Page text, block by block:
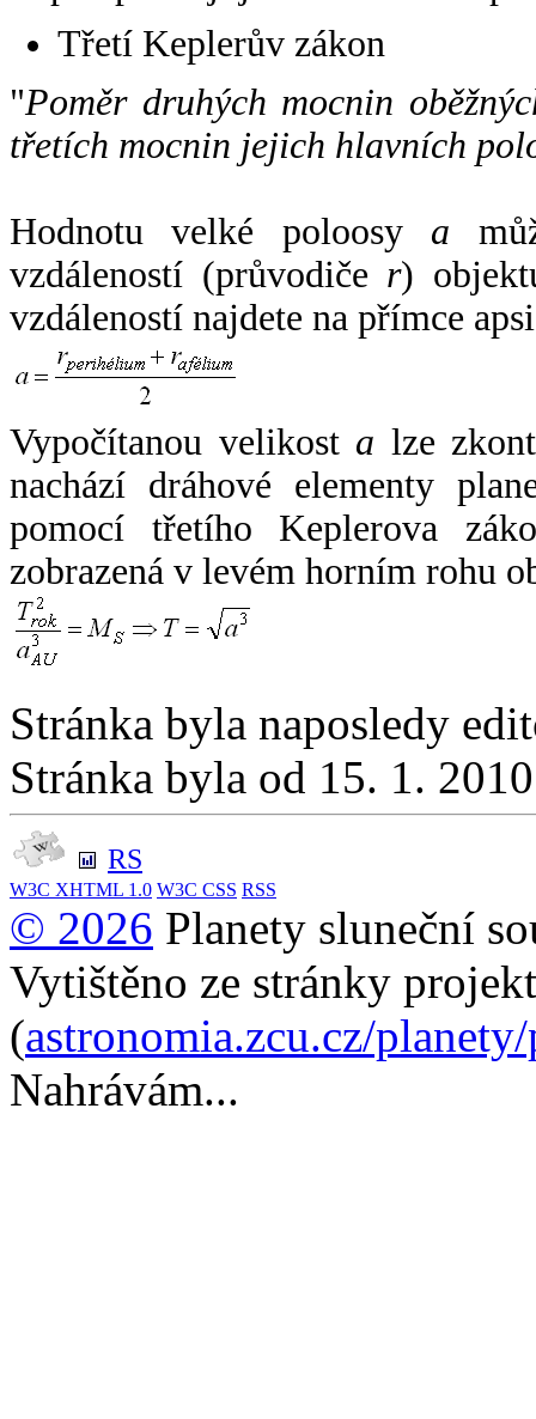
Třetí Keplerův zákon
"Poměr druhých mocnin
třetích mocnin jejich hlavních
Hodnotu velké poloosy a
vzdáleností (průvodiče r)
vzdáleností najdete na přímce
Vypočítanou velikost a lze
nachází dráhové elementy
pomocí třetího Keplerova
zobrazená v levém horním rohu
Stránka byla naposledy
Stránka byla od 15. 1.
RS
W3C XHTML 1.0 W3C CSS RSS
© 2026 Planety sluneční
Vytištěno ze stránky
(astronomia.zcu.cz/
Nahrávám...